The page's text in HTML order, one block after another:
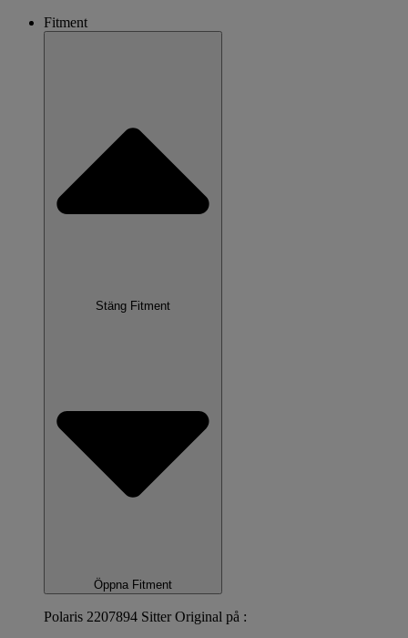
Fitment
Stäng Fitment
Öppna Fitment
Polaris 2207894 Sitter Original på :